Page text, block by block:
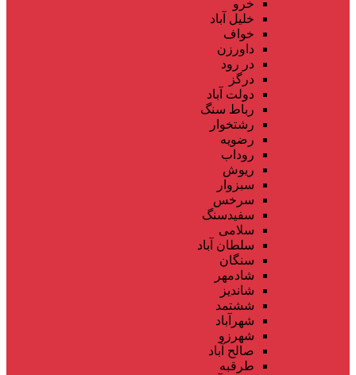
خرو
خلیل آباد
خواف
داورزن
در رود
درگز
دولت آباد
رباط سنگ
رشتخوار
رضویه
روداب
ریوش
سبزوار
سرخس
سفیدسنگ
سلامی
سلطان آباد
سنگان
شادمهر
شاندیز
ششتمد
شهرآباد
شهرزو
صالح آباد
طرقبه